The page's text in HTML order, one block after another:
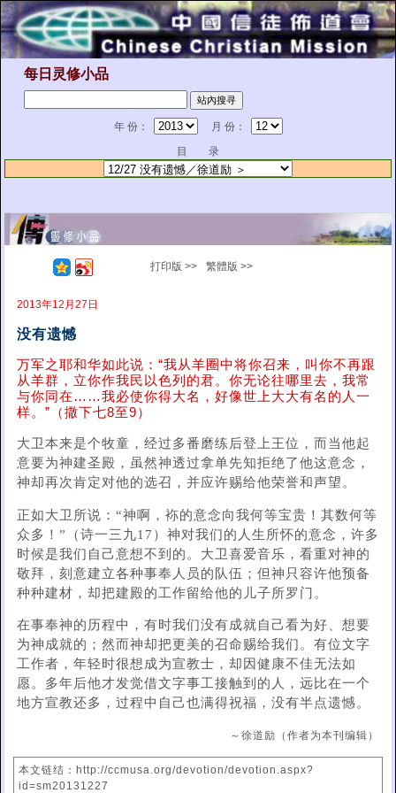
每日灵修小品
年 份：
月 份：
目 录
打印版 >> 繁體版 >>
2013年12月27日
没有遗憾
万军之耶和华如此说：“我从羊圈中将你召来，叫你不再跟
从羊群，立你作我民以色列的君。你无论往哪里去，我常
与你同在……我必使你得大名，好像世上大大有名的人一
样。”（撒下七8至9）
大卫本来是个牧童，经过多番磨练后登上王位，而当他起
意要为神建圣殿，虽然神透过拿单先知拒绝了他这意念，
神却再次肯定对他的选召，并应许赐给他荣誉和声望。
正如大卫所说：“神啊，袮的意念向我何等宝贵！其数何等
众多！”（诗一三九17）神对我们的人生所怀的意念，许多
时候是我们自己意想不到的。大卫喜爱音乐，看重对神的
敬拜，刻意建立各种事奉人员的队伍；但神只容许他预备
种种建材，却把建殿的工作留给他的儿子所罗门。
在事奉神的历程中，有时我们没有成就自己看为好、想要
为神成就的；然而神却把更美的召命赐给我们。有位文字
工作者，年轻时很想成为宣教士，却因健康不佳无法如
愿。多年后他才发觉借文字事工接触到的人，远比在一个
地方宣教还多，过程中自己也满得祝福，没有半点遗憾。
～徐道励（作者为本刊编辑）
本文链结：http://ccmusa.org/devotion/devotion.aspx?
id=sm20131227